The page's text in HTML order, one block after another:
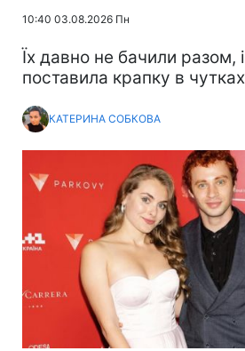
10:40 03.08.2026 Пн
Їх давно не бачили разом,
поставила крапку в чутках
КАТЕРИНА СОБКОВА